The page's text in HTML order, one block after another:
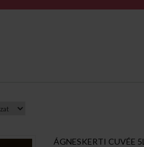
ÁGNESKERTI CUVÉE 5L